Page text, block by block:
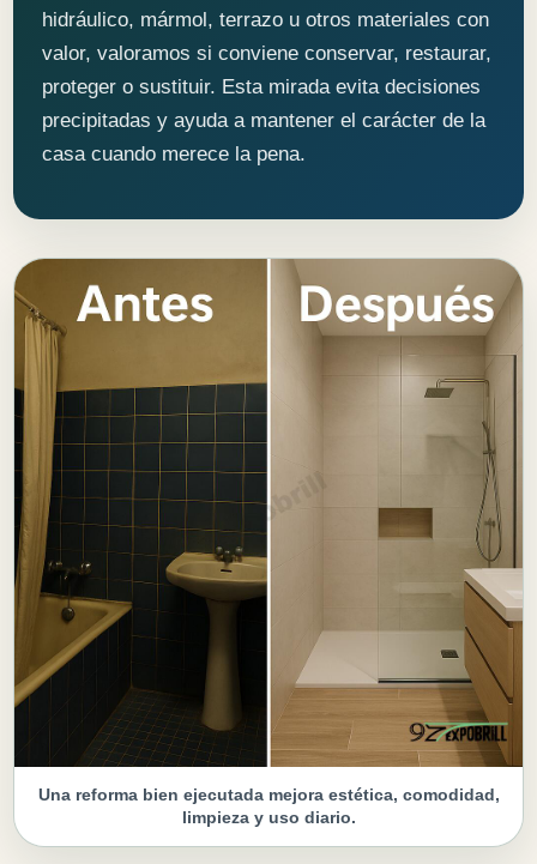
hidráulico, mármol, terrazo u otros materiales con
valor, valoramos si conviene conservar, restaurar,
proteger o sustituir. Esta mirada evita decisiones
precipitadas y ayuda a mantener el carácter de la
casa cuando merece la pena.
Una reforma bien ejecutada mejora estética, comodidad,
limpieza y uso diario.